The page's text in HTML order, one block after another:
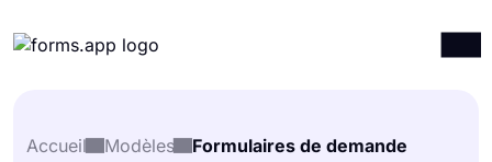
Intégrations
Accueil
Modèles Formulaires de demande